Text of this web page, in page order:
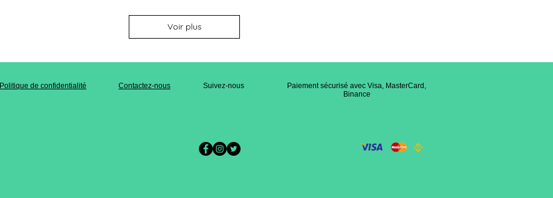
Voir plus
Politique de confidentialité Contactez-nous Suivez-nous
Paiement sécurisé avec Visa, MasterCard,
Binance